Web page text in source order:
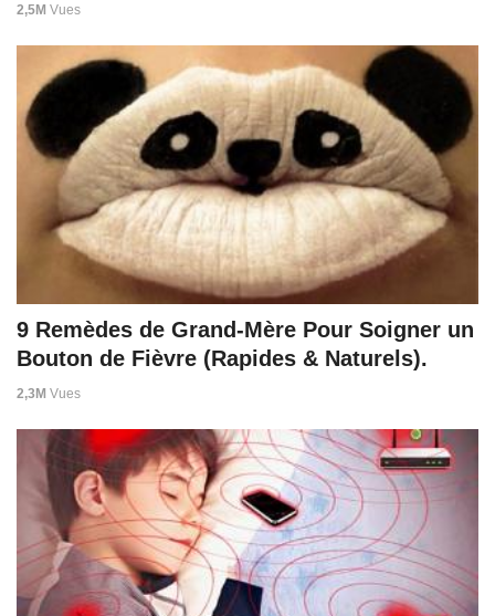
2,5M Vues
9 Remèdes de Grand-Mère Pour Soigner un
Bouton de Fièvre (Rapides & Naturels).
2,3M Vues